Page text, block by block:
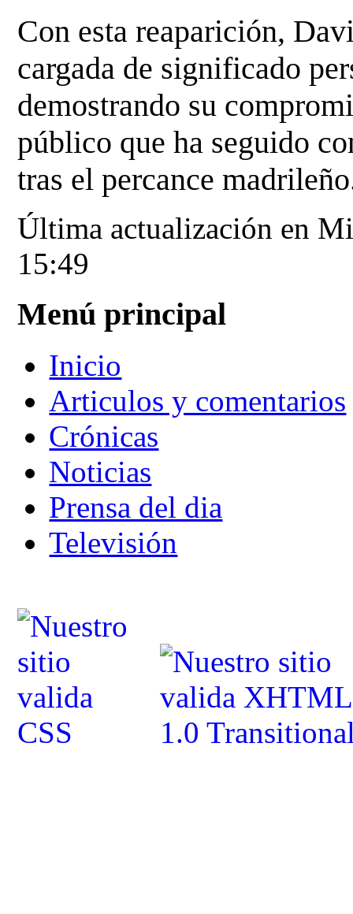
Con esta reaparición,
cargada de significado
demostrando su
público que ha seguido
tras el percance
Última actualización en
15:49
Menú principal
Inicio
Articulos y comentarios
Crónicas
Noticias
Prensa del dia
Televisión